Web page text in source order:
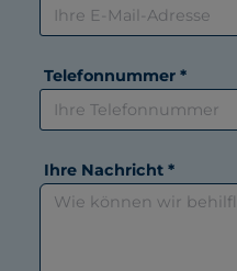
Telefonnummer *
Ihre Nachricht *